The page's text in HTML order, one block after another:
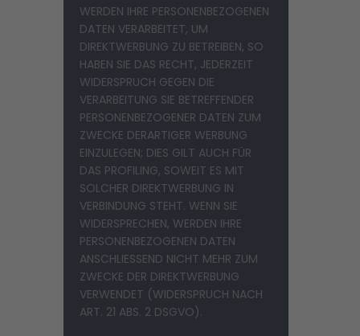
WERDEN IHRE PERSONENBEZOGENEN
DATEN VERARBEITET, UM
DIREKTWERBUNG ZU BETREIBEN, SO
HABEN SIE DAS RECHT, JEDERZEIT
WIDERSPRUCH GEGEN DIE
VERARBEITUNG SIE BETREFFENDER
PERSONENBEZOGENER DATEN ZUM
ZWECKE DERARTIGER WERBUNG
EINZULEGEN; DIES GILT AUCH FÜR
DAS PROFILING, SOWEIT ES MIT
SOLCHER DIREKTWERBUNG IN
VERBINDUNG STEHT. WENN SIE
WIDERSPRECHEN, WERDEN IHRE
PERSONENBEZOGENEN DATEN
ANSCHLIESSEND NICHT MEHR ZUM
ZWECKE DER DIREKTWERBUNG
VERWENDET (WIDERSPRUCH NACH
ART. 21 ABS. 2 DSGVO).